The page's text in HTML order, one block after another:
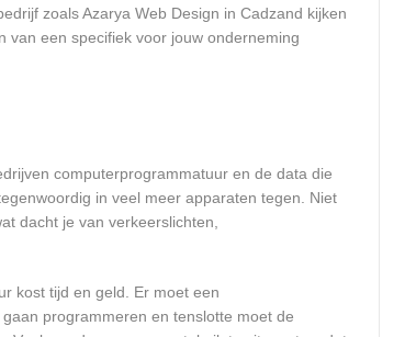
zoals Azarya Web Design in Cadzand kijken
van een specifiek voor jouw onderneming
computerprogrammatuur en de data die
in veel meer apparaten tegen. Niet
dacht je van verkeerslichten,
kost tijd en geld. Er moet een
programmeren en tenslotte moet de